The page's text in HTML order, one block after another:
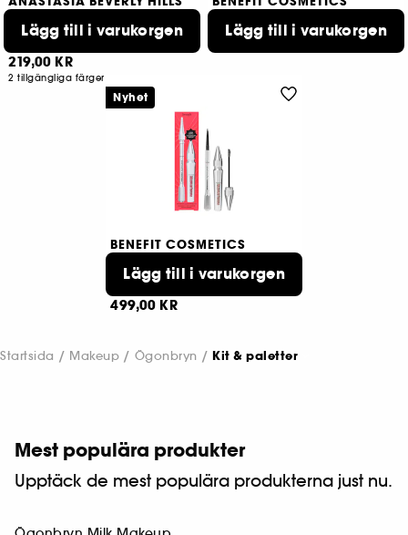
Perfectly Shaped Brow Duo
Ögonbrynslåda
219,00 KR
2 tillgängliga färger
Lägg till i varukorgen
Precisely, My Brow Pack
Duo med ögonbrynspenna & vax
349,00 KR
Lägg till i varukorgen
BENEFIT COSMETICS
Precisely Power Up
Brow kit med penna och vax
499,00 KR
Lägg till i varukorgen
Nyhet
Startsida Makeup Ögonbryn Kit & paletter
Mest populära produkter
Upptäck de mest populära produkterna just nu.